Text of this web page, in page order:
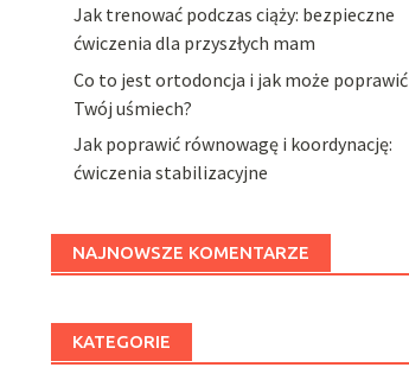
Jak trenować podczas ciąży: bezpieczne
ćwiczenia dla przyszłych mam
Co to jest ortodoncja i jak może poprawić
Twój uśmiech?
Jak poprawić równowagę i koordynację:
ćwiczenia stabilizacyjne
NAJNOWSZE KOMENTARZE
KATEGORIE